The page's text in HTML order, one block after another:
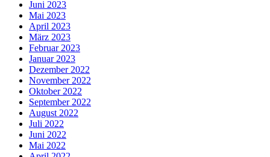
Juni 2023
Mai 2023
April 2023
März 2023
Februar 2023
Januar 2023
Dezember 2022
November 2022
Oktober 2022
September 2022
August 2022
Juli 2022
Juni 2022
Mai 2022